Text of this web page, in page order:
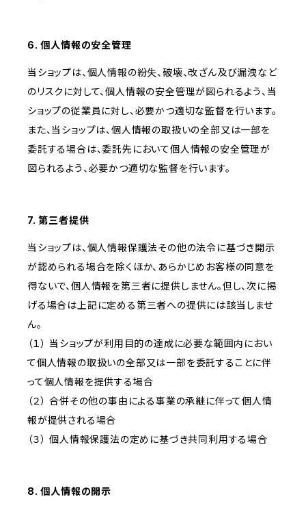
6. 個人情報の安全管理
当ショップは、個人情報の紛失、破壊、改ざん及び漏洩など
のリスクに対して、個人情報の安全管理が図られるよう、当
ショップの従業員に対し、必要かつ適切な監督を行います。
また、当ショップは、個人情報の取扱いの全部又は一部を
委託する場合は、委託先において個人情報の安全管理が
図られるよう、必要かつ適切な監督を行います。
7. 第三者提供
当ショップは、個人情報保護法その他の法令に基づき開示
が認められる場合を除くほか、あらかじめお客様の同意を
得ないで、個人情報を第三者に提供しません。但し、次に掲
げる場合は上記に定める第三者への提供には該当しませ
ん。
（１） 当ショップが利用目的の達成に必要な範囲内におい
て個人情報の取扱いの全部又は一部を委託することに伴
って個人情報を提供する場合
（２） 合併その他の事由による事業の承継に伴って個人情
報が提供される場合
（３） 個人情報保護法の定めに基づき共同利用する場合
8. 個人情報の開示